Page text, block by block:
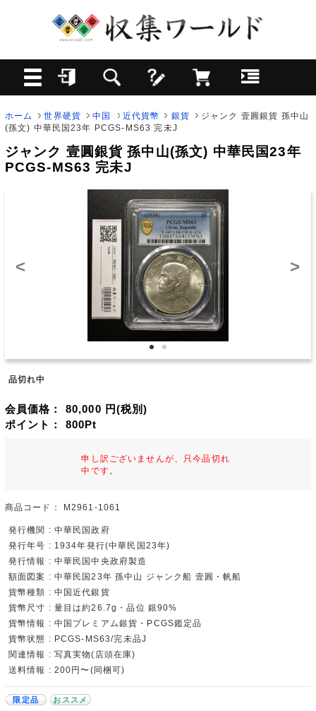
ホーム 世界硬貨 中国 近代貨幣 銀貨
ジャンク 壹圓銀貨 孫中山
(孫文) 中華民国23年 PCGS-MS63 完未J
ジャンク 壹圓銀貨 孫中山(孫文) 中華民国23年
PCGS-MS63 完未J
< >
品切れ中
会員価格： 80,000 円(税別)
ポイント： 800Pt
申し訳ございませんが、只今品切れ
中です。
商品コード： M2961-1061
発行機関 : 中華民国政府
発行年号 : 1934年発行(中華民国23年)
発行情報 : 中華民国中央政府製造
額面図案 : 中華民国23年 孫中山 ジャンク船 壹圓・帆船
貨幣種類 : 中国近代銀貨
貨幣尺寸 : 量目は約26.7g・品位 銀90%
貨幣情報 : 中国プレミアム銀貨・PCGS鑑定品
貨幣状態 : PCGS-MS63/完未品J
関連情報 : 写真実物(店頭在庫)
送料情報 : 200円〜(同梱可)
限定品 おススメ